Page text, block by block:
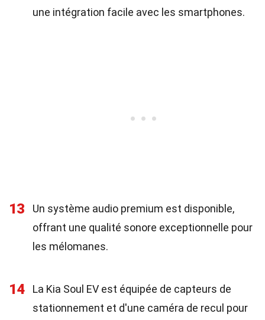
une intégration facile avec les smartphones.
13
Un système audio premium est disponible,
offrant une qualité sonore exceptionnelle pour
les mélomanes.
14
La Kia Soul EV est équipée de capteurs de
stationnement et d'une caméra de recul pour